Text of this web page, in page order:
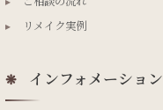
▸
リメイク実例
❋ インフォメーション